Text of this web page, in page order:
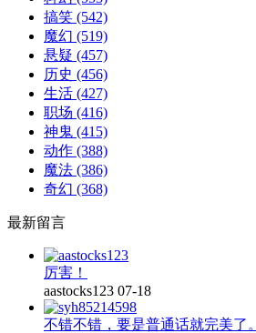
搞笑 (542)
魔幻 (519)
悬疑 (457)
历史 (456)
生活 (427)
职场 (416)
神鬼 (415)
动作 (388)
魔法 (386)
奇幻 (368)
最新留言
厉害！
aastocks123 07-18
不错不错，要是普通话就完美了。